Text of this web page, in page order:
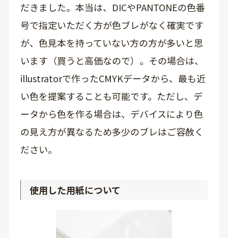
だきました。本当は、DICやPANTONEの色番
号で指定いただく方が色ブレがなく確実です
が、色見本を持っていない方の方が多いと思
います（買うと高価なので）。その場合は、
illustratorで作ったCMYKデータから、最も近
い色を提案することも可能です。ただし、デ
ータから色を作る場合は、デバイスにより色
の見え方が異なるため多少のブレはご容赦く
ださい。
使用した用紙について